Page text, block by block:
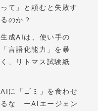
って」と頼むと失敗す
るのか？
生成AIは、使い手の
「言語化能力」を暴
く、リトマス試験紙
AIに「ゴミ」を食わせ
るな ーAIエージェン